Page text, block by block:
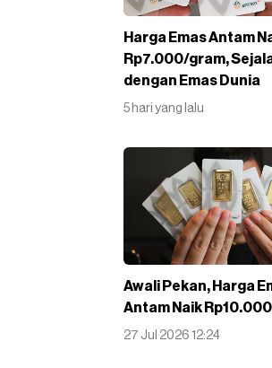
Harga Emas Antam
Rp7.000/gram,
dengan Emas Dunia
5 hari yang lalu
Awali Pekan, Harga
Antam Naik
27 Jul 2026 12:24